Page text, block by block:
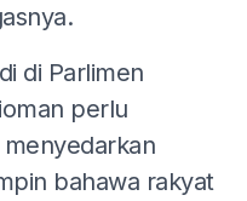
di Parlimen
perlu
bahawa rakyat